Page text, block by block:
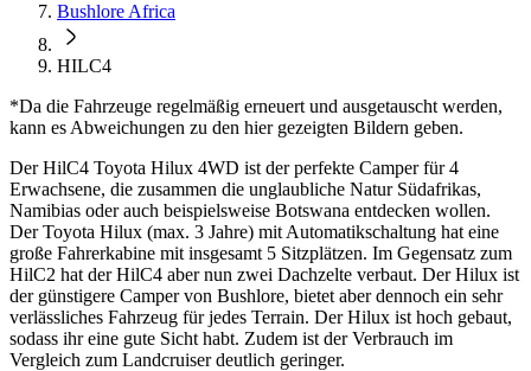
Bushlore Africa
HILC4
*Da die Fahrzeuge regelmäßig erneuert und ausgetauscht werden,
kann es Abweichungen zu den hier gezeigten Bildern geben.
Der HilC4 Toyota Hilux 4WD ist der perfekte Camper für 4
Erwachsene, die zusammen die unglaubliche Natur Südafrikas,
Namibias oder auch beispielsweise Botswana entdecken wollen.
Der Toyota Hilux (max. 3 Jahre) mit Automatikschaltung hat eine
große Fahrerkabine mit insgesamt 5 Sitzplätzen. Im Gegensatz zum
HilC2 hat der HilC4 aber nun zwei Dachzelte verbaut. Der Hilux ist
der günstigere Camper von Bushlore, bietet aber dennoch ein sehr
verlässliches Fahrzeug für jedes Terrain. Der Hilux ist hoch gebaut,
sodass ihr eine gute Sicht habt. Zudem ist der Verbrauch im
Vergleich zum Landcruiser deutlich geringer.